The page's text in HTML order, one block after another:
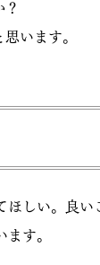
います。
しい。良い
す。